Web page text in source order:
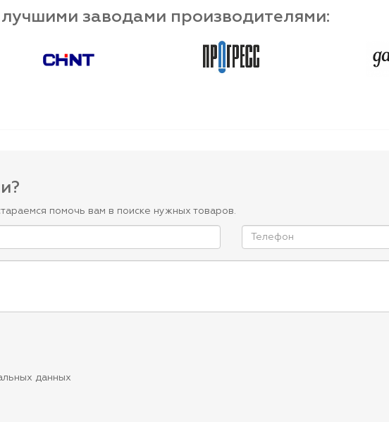
заводами производителями:
помочь вам в поиске нужных товаров.
данных